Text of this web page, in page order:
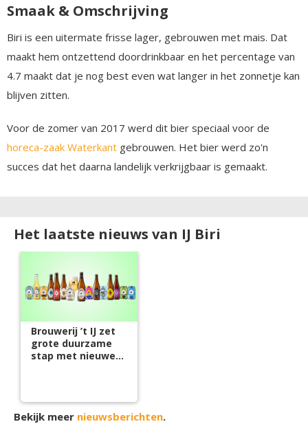
Smaak & Omschrijving
Biri is een uitermate frisse lager, gebrouwen met mais. Dat
maakt hem ontzettend doordrinkbaar en het percentage van
4.7 maakt dat je nog best even wat langer in het zonnetje kan
blijven zitten.
Voor de zomer van 2017 werd dit bier speciaal voor de
horeca-zaak Waterkant gebrouwen. Het bier werd zo'n
succes dat het daarna landelijk verkrijgbaar is gemaakt.
Het laatste nieuws van IJ Biri
Brouwerij ’t IJ zet
grote duurzame
stap met nieuwe
Bekijk meer nieuwsberichten.